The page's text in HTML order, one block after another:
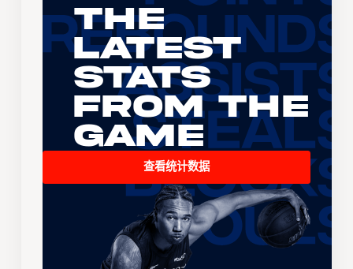
The
Latest
Stats
From the
Game
查看统计数据